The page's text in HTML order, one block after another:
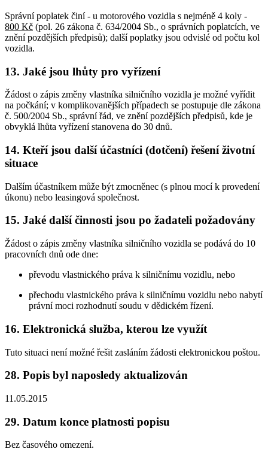
Správní poplatek činí - u motorového vozidla s nejméně 4 koly -
800 Kč (pol. 26 zákona č. 634/2004 Sb., o správních poplatcích, ve
znění pozdějších předpisů); další poplatky jsou odvislé od počtu kol
vozidla.
13. Jaké jsou lhůty pro vyřízení
Žádost o zápis změny vlastníka silničního vozidla je možné vyřídit
na počkání; v komplikovanějších případech se postupuje dle zákona
č. 500/2004 Sb., správní řád, ve znění pozdějších předpisů, kde je
obvyklá lhůta vyřízení stanovena do 30 dnů.
14. Kteří jsou další účastníci (dotčení) řešení životní
situace
Dalším účastníkem může být zmocněnec (s plnou mocí k provedení
úkonu) nebo leasingová společnost.
15. Jaké další činnosti jsou po žadateli požadovány
Žádost o zápis změny vlastníka silničního vozidla se podává do 10
pracovních dnů ode dne:
převodu vlastnického práva k silničnímu vozidlu, nebo
přechodu vlastnického práva k silničnímu vozidlu nebo nabytí
právní moci rozhodnutí soudu v dědickém řízení.
16. Elektronická služba, kterou lze využít
Tuto situaci není možné řešit zasláním žádosti elektronickou poštou.
28. Popis byl naposledy aktualizován
11.05.2015
29. Datum konce platnosti popisu
Bez časového omezení.